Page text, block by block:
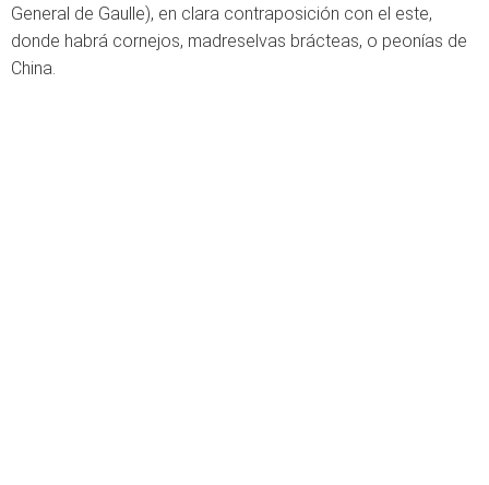
General de Gaulle), en clara contraposición con el este,
donde habrá cornejos, madreselvas brácteas, o peonías de
China.